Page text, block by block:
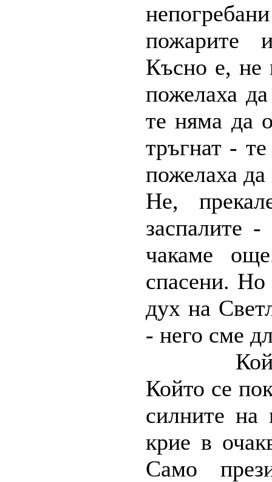
пожарите
Късно е, не
пожелаха
те няма да
тръгнат -
пожелаха
Не,
заспалите
чакаме
спасени. Но
дух на
- него сме
Който се
силните на
крие в
Само